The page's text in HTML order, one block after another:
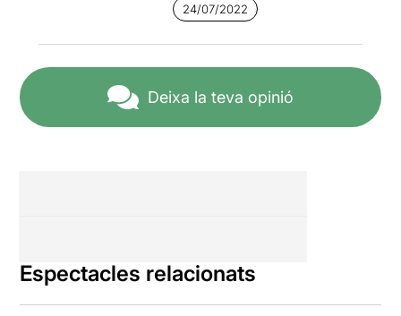
24/07/2022
Deixa la teva opinió
Espectacles relacionats